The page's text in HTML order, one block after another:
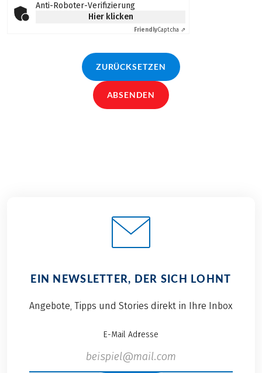
Anti-Roboter-Verifizierung
Hier klicken
FriendlyCaptcha ⇗
ZURÜCKSETZEN
ABSENDEN
EIN NEWSLETTER, DER SICH LOHNT
Angebote, Tipps und Stories direkt in Ihre Inbox
E-Mail Adresse